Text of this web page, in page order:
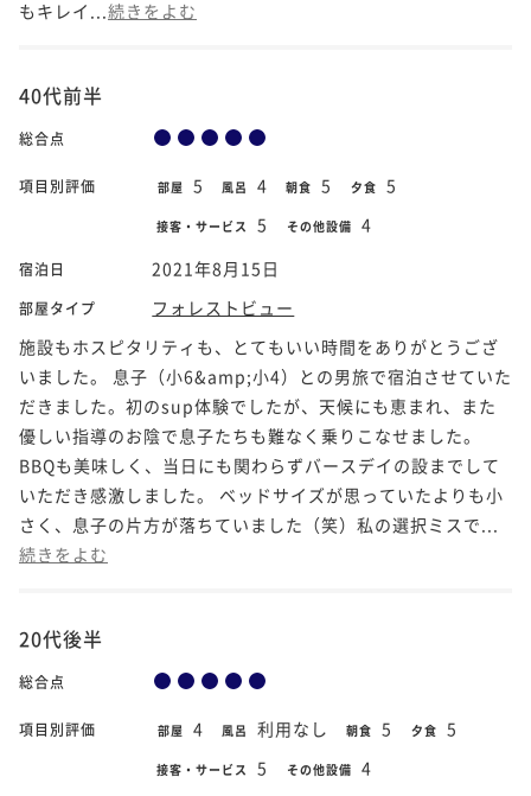
もキレイ... 続きをよむ
40代前半
総合点
項目別評価 部屋 5 風呂 4 朝食 5 夕食 5
接客・サービス 5 その他設備 4
宿泊日 2021年8月15日
部屋タイプ
フォレストビュー
施設もホスピタリティも、とてもいい時間をありがとうござ
いました。 息子（小6&amp;小4）との男旅で宿泊させていた
だきました。初のsup体験でしたが、天候にも恵まれ、また
優しい指導のお陰で息子たちも難なく乗りこなせました。
BBQも美味しく、当日にも関わらずバースデイの設までして
いただき感激しました。 ベッドサイズが思っていたよりも小
さく、息子の片方が落ちていました（笑）私の選択ミスで...
続きをよむ
20代後半
総合点
項目別評価 部屋 4 風呂 利用なし 朝食 5 夕食 5
接客・サービス 5 その他設備 4